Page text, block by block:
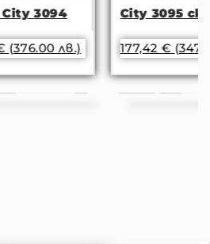
City 3095 скрин
177,42 (347.00 лв.)